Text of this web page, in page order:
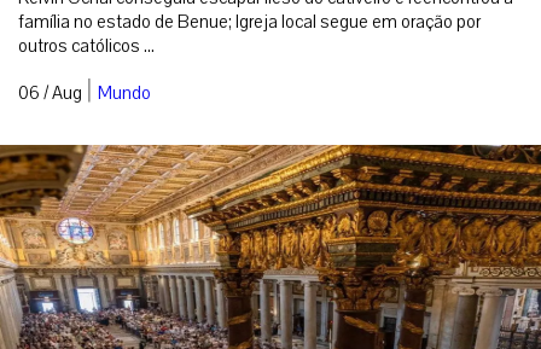
família no estado de Benue; Igreja local segue em oração por
outros católicos ...
06 / Aug | Mundo